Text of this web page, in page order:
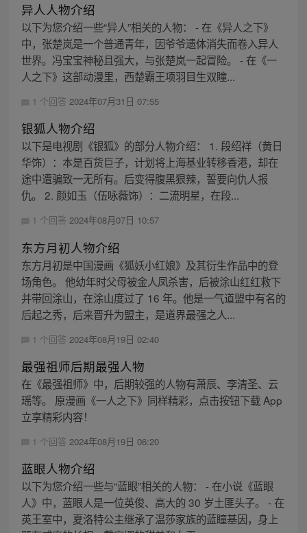
异人人物介绍
以下为您介绍一些“异人”相关的人物： - 在《异人之下》
中，张楚岚是一个普通青年，因爷爷遗体消失而卷入异人
世界。冯宝宝神秘且强大，与张楚岚一起冒险。 - 在《一
人之下》这部动漫里，西楚霸王项羽目生双瞳...
1 个回答 2024年07月31日 07:55
银狐人物介绍
以下是电视剧《银狐》的部分人物介绍： 1. 段绍祥（黄日
华饰）：本是百货巨子，计划将上海基业转移香港，却在
途中遭骗致一无所有。后变得腹黑狠辣，誓要向仇人报
仇。 2. 颜如玉（伍咏薇饰）：二流明星，在段...
1 个回答 2024年08月07日 10:57
东方月初人物介绍
东方月初是中国漫画《狐妖小红娘》及其衍生作品中的登
场角色。 他幼年时父母被金人凤杀害，后被涂山红红救下
并带回涂山，在涂山度过了 16 年。他是一气道盟中有名的
后起之秀，后来晋升为盟主，是道界最强之人...
1 个回答 2024年08月19日 02:40
最强祖师后期最强人物
在《最强祖师》中，后期较强的人物有萧辰、李清圣、云
瑶等。 原漫画《一人之下》同样精彩，点击按钮下载 App
立享精彩内容！
1 个回答 2024年08月19日 06:20
蓝眼人物介绍
以下为您介绍一些与“蓝眼”相关的人物： - 在小说《蓝眼
人》中，蓝眼人是一位英俊、高大的 30 岁土匪头子。 - 在
英王室中，夏洛特公主继承了温莎家族的蓝瞳基因，身上